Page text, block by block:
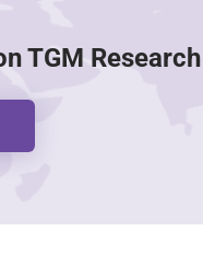
TGM Research